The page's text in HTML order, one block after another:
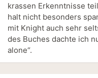
krassen Erkenntnisse
halt nicht besonders
mit Knight auch sehr
des Buches dachte ich
alone“.